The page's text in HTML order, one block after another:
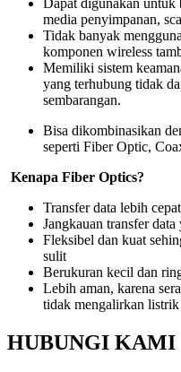
Dapat digunakan untuk
media penyimpanan,
Tidak banyak
komponen wireless
Memiliki sistem
yang terhubung tidak
sembarangan.
Bisa dikombinasikan
seperti Fiber Optic,
Kenapa Fiber Optics?
Transfer data lebih
Jangkauan transfer
Fleksibel dan kuat
sulit
Berukuran kecil dan
Lebih aman, karena
tidak mengalirkan listrik
HUBUNGI KAMI